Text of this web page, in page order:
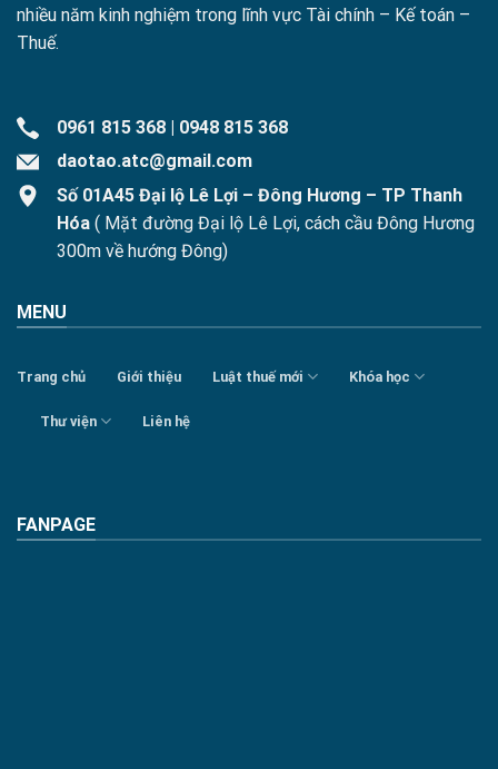
nhiều năm kinh nghiệm trong lĩnh vực Tài chính – Kế toán –
Thuế.
0961 815 368
0948 815 368
daotao.atc@gmail.com
Số 01A45 Đại lộ Lê Lợi – Đông Hương – TP Thanh
Hóa ( Mặt đường Đại lộ Lê Lợi, cách cầu Đông Hương
300m về hướng Đông)
MENU
Trang chủ Giới thiệu Luật thuế mới Khóa học
Thư viện Liên hệ
FANPAGE